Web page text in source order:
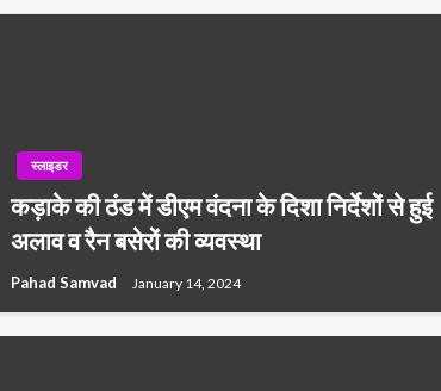
स्लाइडर
कड़ाके की ठंड में डीएम वंदना के दिशा निर्देशों से हुई
अलाव व रैन बसेरों की व्यवस्था
Pahad Samvad January 14, 2024